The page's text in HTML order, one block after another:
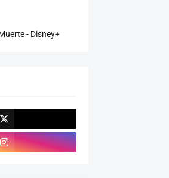
- Disney+